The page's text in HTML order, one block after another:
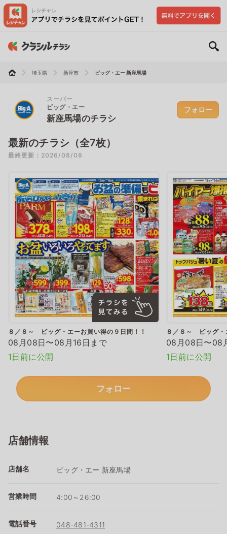
埼玉県 新座市 ビッグ・エー 新座馬場
スーパー
ビッグ・エー
新座馬場のチラシ
フォロー
最新のチラシ（全7枚）
最終更新：2026/08/08
８／８～ ビッグ・エーお買い得の９日間！！
08月08日〜08月16日まで
1日前に公開
８／８～ ビッグ・
08月08日〜08
1日前に公開
フォロー
店舗情報
店舗名 ビッグ・エー 新座馬場
営業時間 4:00～26:00
電話番号 048-481-4311